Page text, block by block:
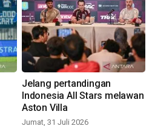
Jelang pertandingan
Indonesia All Stars melawan
Aston Villa
Jumat, 31 Juli 2026